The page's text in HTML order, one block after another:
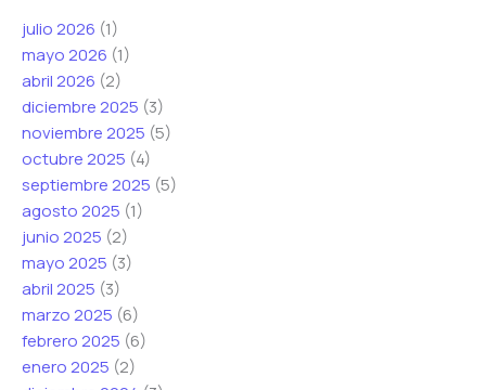
julio 2026 (1)
mayo 2026 (1)
abril 2026 (2)
diciembre 2025 (3)
noviembre 2025 (5)
octubre 2025 (4)
septiembre 2025 (5)
agosto 2025 (1)
junio 2025 (2)
mayo 2025 (3)
abril 2025 (3)
marzo 2025 (6)
febrero 2025 (6)
enero 2025 (2)